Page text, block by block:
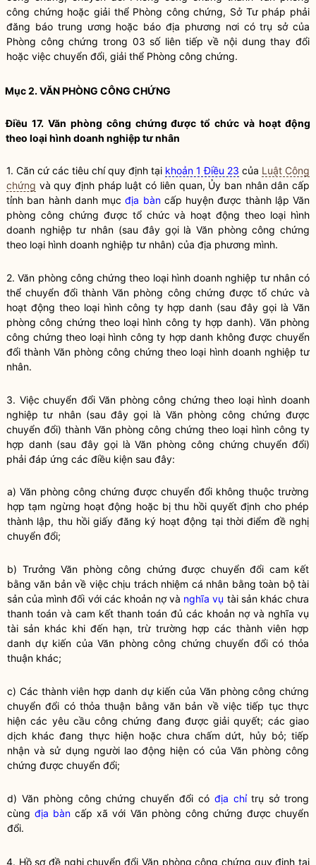
công chứng hoặc giải thể Phòng công chứng, Sở Tư pháp phải
đăng báo trung ương hoặc báo địa phương nơi có trụ sở của
Phòng công chứng trong 03 số liên tiếp về nội dung thay đổi
hoặc việc chuyển đổi, giải thể Phòng công chứng.
Mục 2. VĂN PHÒNG CÔNG CHỨNG
Điều 17. Văn phòng công chứng được tổ chức và hoạt động
theo loại hình doanh nghiệp tư nhân
1. Căn cứ các tiêu chí quy định tại khoản 1 Điều 23 của Luật Công
chứng và quy định pháp luật có liên quan, Ủy ban nhân dân cấp
tỉnh ban hành danh mụcđịa bàncấp huyện được thành lập Văn
phòng công chứng được tổ chức và hoạt động theo loại hình
doanh nghiệp tư nhân (sau đây gọi là Văn phòngcông chứng
theo loại hình doanh nghiệp tư nhân) của địa phương mình.
2. Văn phòng công chứng theo loại hình doanh nghiệp tư nhân có
thể chuyển đổi thành Văn phòng công chứng được tổ chức và
hoạt động theo loại hình công ty hợp danh (sau đây gọi là Văn
phòngcông chứng theo loại hình công ty hợp danh). Văn phòng
công chứng theo loại hình công ty hợp danh không được chuyển
đổi thành Văn phòng công chứng theo loại hình doanh nghiệp tư
nhân.
3. Việc chuyển đổi Văn phòngcông chứng theo loại hình doanh
nghiệp tư nhân (sau đây gọi là Văn phòngcông chứng được
chuyển đổi) thành Văn phòng công chứng theo loại hình công ty
hợp danh (sau đây gọi là Văn phòng công chứng chuyển đổi)
phải đáp ứng các điều kiện sau đây:
a) Văn phòng công chứng được chuyển đổi không thuộc trường
hợp tạm ngừng hoạt động hoặc bị thu hồi quyết định cho phép
thành lập, thu hồi giấy đăng ký hoạt động tại thời điểm đề nghị
chuyển đổi;
b) Trưởng Văn phòng công chứng được chuyển đổi cam kết
bằng văn bản về việc chịu trách nhiệm cá nhân bằng toàn bộ tài
sản của mình đối với các khoản nợ và nghĩa vụ tài sản khác chưa
thanh toán và cam kết thanh toán đủ các khoản nợ và nghĩa vụ
tài sản khác khi đến hạn, trừ trường hợp các thành viên hợp
danh dự kiến của Văn phòngcông chứng chuyển đổi có thỏa
thuận khác;
c) Các thành viên hợp danh dự kiến của Văn phòngcông chứng
chuyển đổi có thỏa thuận bằng văn bản về việc tiếp tục thực
hiện các yêu cầucông chứng đang được giải quyết; các giao
dịch khác đang thực hiện hoặc chưa chấm dứt, hủy bỏ; tiếp
nhận và sử dụng người lao động hiện có của Văn phòng công
chứng được chuyển đổi;
d) Văn phòng công chứng chuyển đổi có địa chỉtrụ sở trong
cùngđịa bàn cấp xã với Văn phòng công chứng được chuyển
đổi.
4. Hồ sơ đề nghị chuyển đổi Văn phòngcông chứng quy định tại